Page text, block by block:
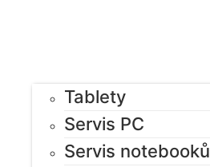
Tablety
Servis PC
Servis notebooků